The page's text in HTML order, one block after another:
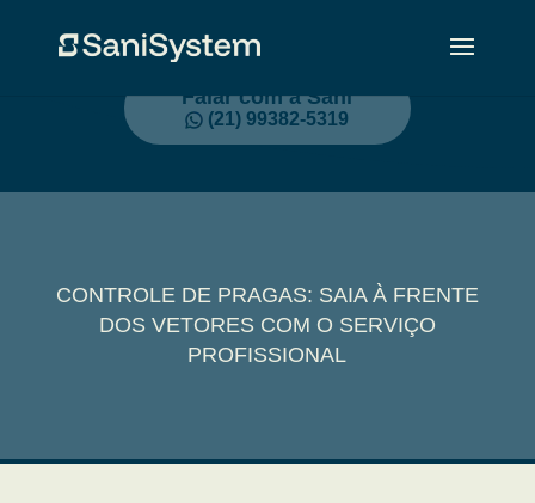
Falar com a Sani
(21) 99382-5319
CONTROLE DE PRAGAS: SAIA À FRENTE
DOS VETORES COM O SERVIÇO
PROFISSIONAL